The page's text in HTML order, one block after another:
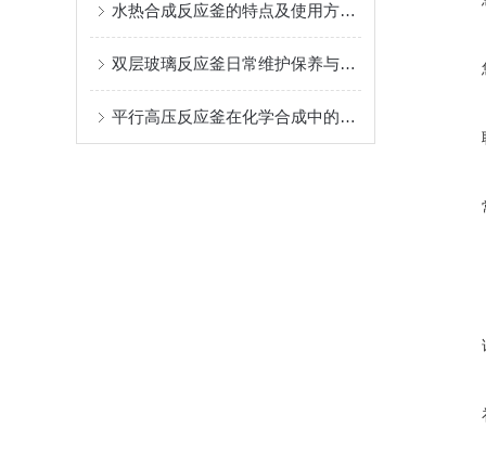
水热合成反应釜的特点及使用方法讲解
双层玻璃反应釜日常维护保养与故障解决方案
平行高压反应釜在化学合成中的应用与优势